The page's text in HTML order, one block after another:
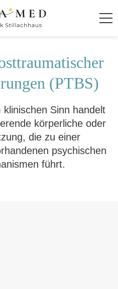
(PTBS)
Sinn handelt
körperliche oder
die zu einer
psychischen
führt.